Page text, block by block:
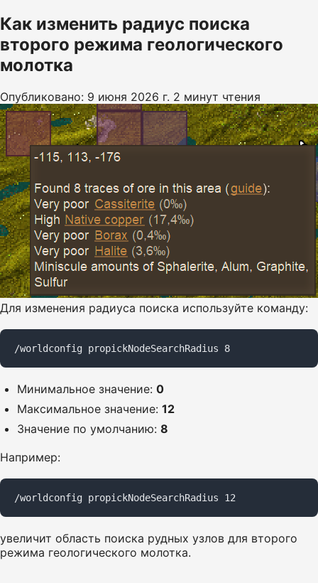
Как изменить радиус поиска
второго режима геологического
молотка
Опубликовано: 9 июня 2026 г. 2 минут чтения
Для изменения радиуса поиска используйте команду:
/worldconfig propickNodeSearchRadius 8
Минимальное значение: 0
Максимальное значение: 12
Значение по умолчанию: 8
Например:
/worldconfig propickNodeSearchRadius 12
увеличит область поиска рудных узлов для второго
режима геологического молотка.